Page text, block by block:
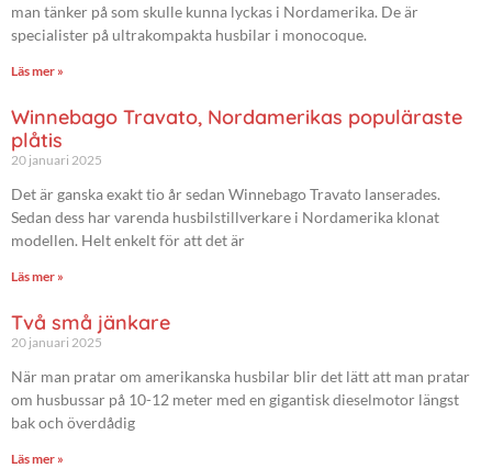
man tänker på som skulle kunna lyckas i Nordamerika. De är
specialister på ultrakompakta husbilar i monocoque.
Läs mer »
Winnebago Travato, Nordamerikas populäraste
plåtis
20 januari 2025
Det är ganska exakt tio år sedan Winnebago Travato lanserades.
Sedan dess har varenda husbilstillverkare i Nordamerika klonat
modellen. Helt enkelt för att det är
Läs mer »
Två små jänkare
20 januari 2025
När man pratar om amerikanska husbilar blir det lätt att man pratar
om husbussar på 10-12 meter med en gigantisk dieselmotor längst
bak och överdådig
Läs mer »